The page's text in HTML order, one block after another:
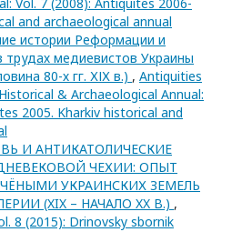
and archaeological annual
истории Реформации и
трудах медиевистов Украины
80-х гг. ХІХ в.) , Antiquities
& Archaeological Annual:
2005. Kharkiv historical and
И АНТИКАТОЛИЧЕСКИЕ
ЧЕХИИ: ОПЫТ
УКРАИНСКИХ ЗЕМЕЛЬ
(XIX – НАЧАЛО XX В.) ,
8 (2015): Drinovsky sbornik